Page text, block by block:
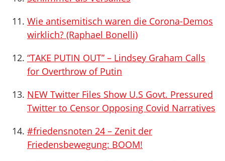
Wie antisemitisch waren die Corona-Demos
wirklich? (Raphael Bonelli)
“TAKE PUTIN OUT” – Lindsey Graham Calls
for Overthrow of Putin
NEW Twitter Files Show U.S Govt. Pressured
Twitter to Censor Opposing Covid Narratives
#friedensnoten 24 – Zenit der
Friedensbewegung: BOOM!